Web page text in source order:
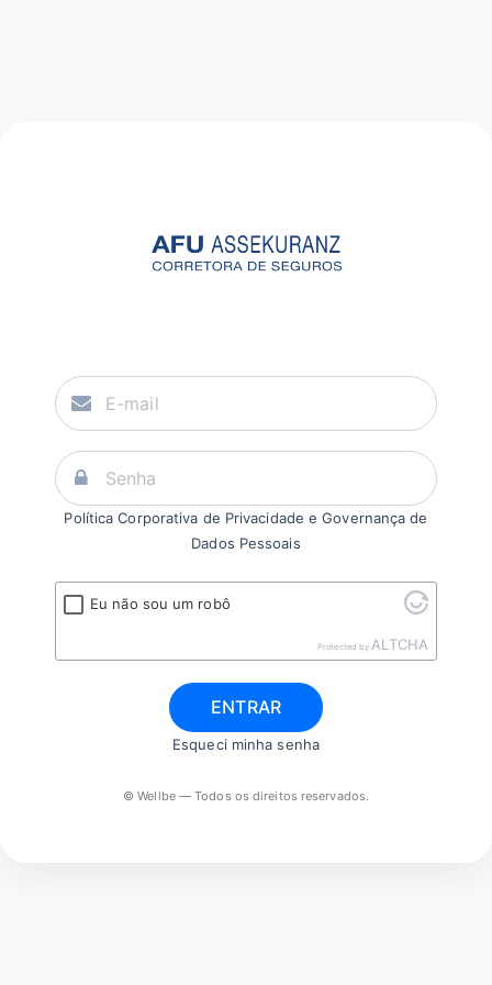
Política Corporativa de Privacidade e Governança de
Dados Pessoais
Eu não sou um robô
Protected byALTCHA
ENTRAR
Esqueci minha senha
© Wellbe — Todos os direitos reservados.